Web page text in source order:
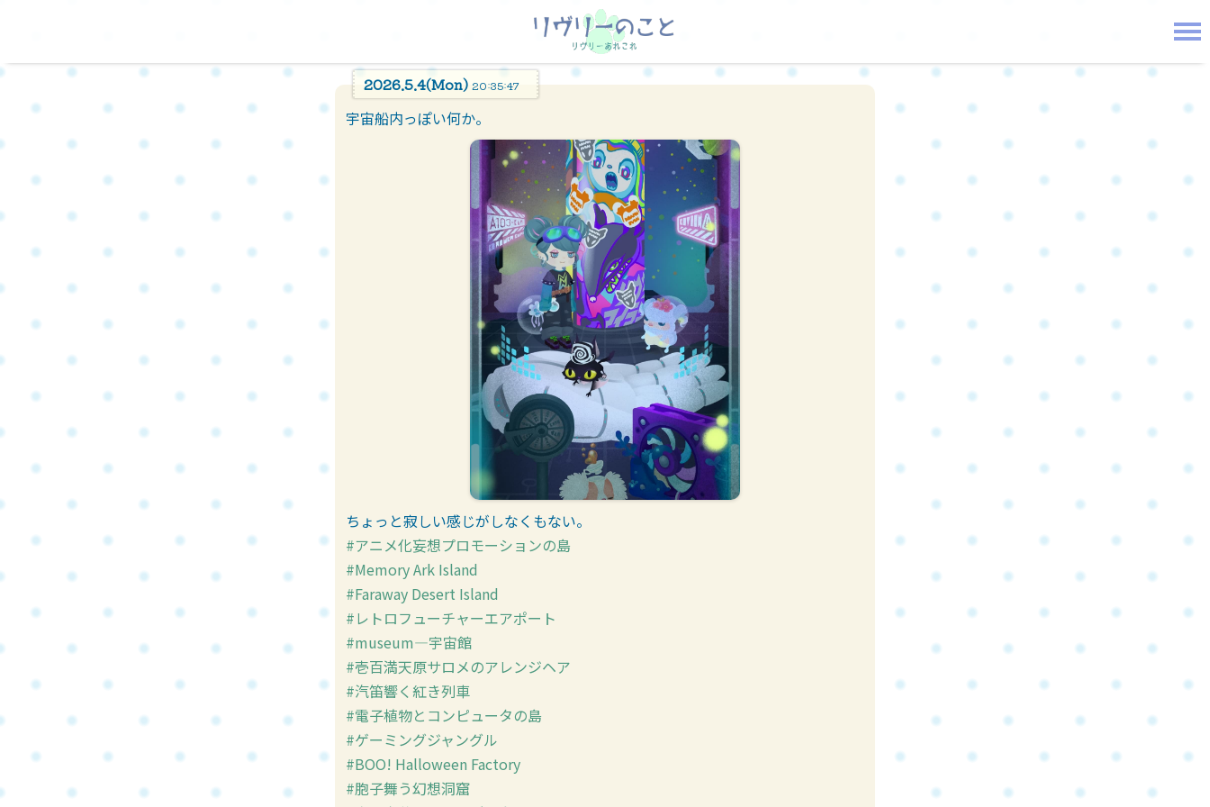
宇宙船内っぽい何か。
ちょっと寂しい感じがしなくもない。
#アニメ化妄想プロモーションの島
#Memory Ark Island
#Faraway Desert Island
#レトロフューチャーエアポート
#museum―宇宙館
#壱百満天原サロメのアレンジヘア
#汽笛響く紅き列車
#電子植物とコンピュータの島
#ゲーミングジャングル
#BOO! Halloween Factory
#胞子舞う幻想洞窟
2026.5.4(Mon) 20:35:47